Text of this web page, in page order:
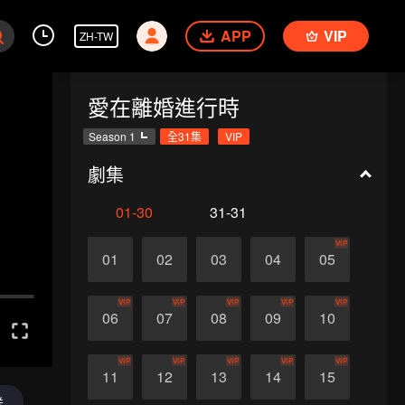
ZH-TW APP VIP
愛在離婚進行時
Season 1 全31集 VIP
劇集
01-30 31-31
01 02 03 04 05
VIP
06
VIP
07
VIP
08
VIP
09
VIP
10
VIP
11
VIP
12
VIP
13
VIP
14
VIP
15
VIP